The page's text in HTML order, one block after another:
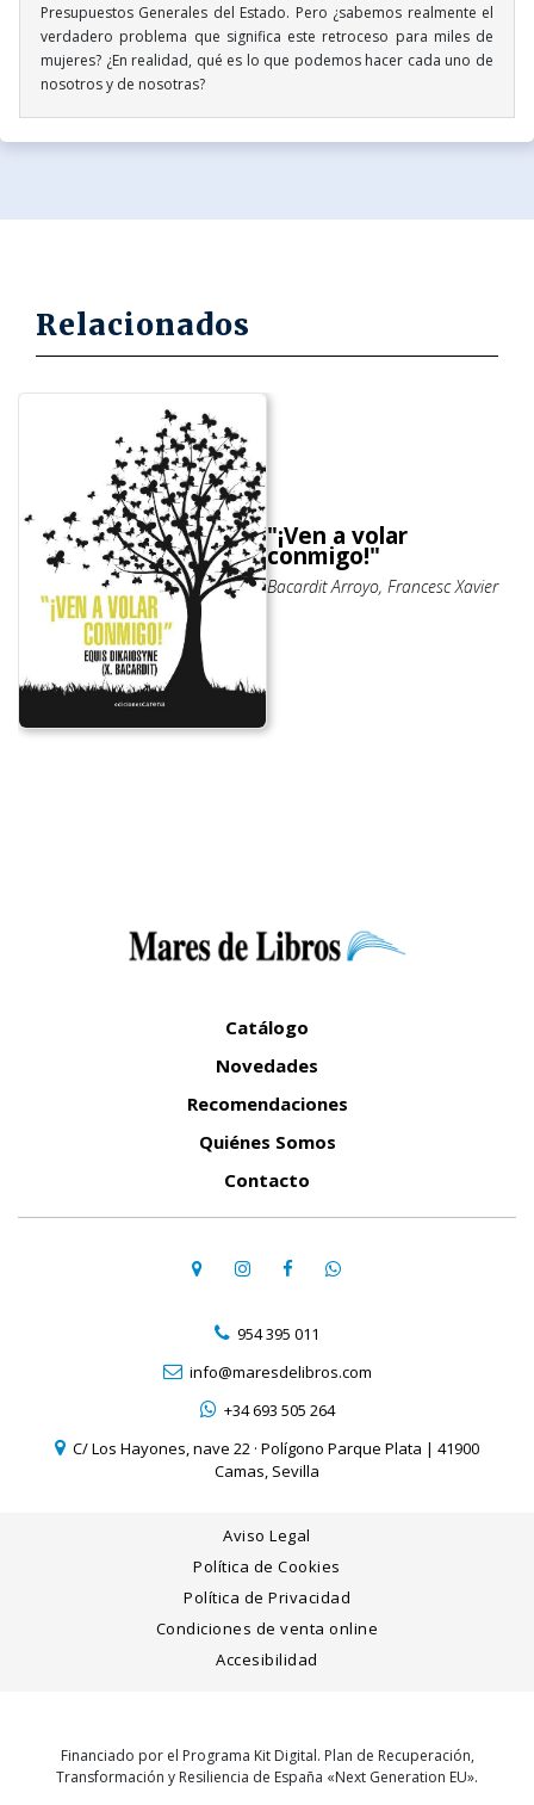
Presupuestos Generales del Estado. Pero ¿sabemos realmente el
verdadero problema que significa este retroceso para miles de
mujeres? ¿En realidad, qué es lo que podemos hacer cada uno de
nosotros y de nosotras?
Relacionados
"¡Ven a volar
conmigo!"
Bacardit Arroyo, Francesc Xavier
Catálogo
Novedades
Recomendaciones
Quiénes Somos
Contacto
954 395 011
info@maresdelibros.com
+34 693 505 264
C/ Los Hayones, nave 22 · Polígono Parque Plata | 41900
Camas, Sevilla
Aviso Legal
Política de Cookies
Política de Privacidad
Condiciones de venta online
Accesibilidad
Financiado por el Programa Kit Digital. Plan de Recuperación,
Transformación y Resiliencia de España «Next Generation EU».